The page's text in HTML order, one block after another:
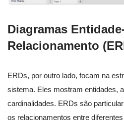
Diagramas
Relacionamento
ERDs, por outro lado, focam na
sistema. Eles mostram entidades,
cardinalidades. ERDs são
os relacionamentos entre